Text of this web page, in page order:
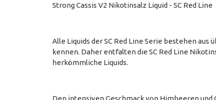
Strong Cassis V2 Nikotinsalz Liquid - SC Red Line
Alle Liquids der SC Red Line Serie bestehen
kennen. Daher entfalten die SC Red Line
herkömmliche Liquids.
Den intensiven Geschmack von Himbeeren